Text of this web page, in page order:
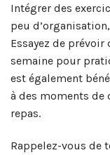
Intégrer des
peu
Essayez de
semaine pour
est également
à des moments de
repas.
Rappelez-vous de